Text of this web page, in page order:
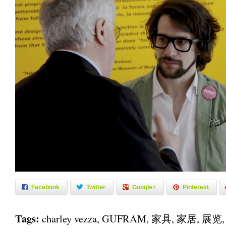
Facebook Twitter Google+ Pinterest
Tags: charley vezza, GUFRAM, 家具, 家居, 展览